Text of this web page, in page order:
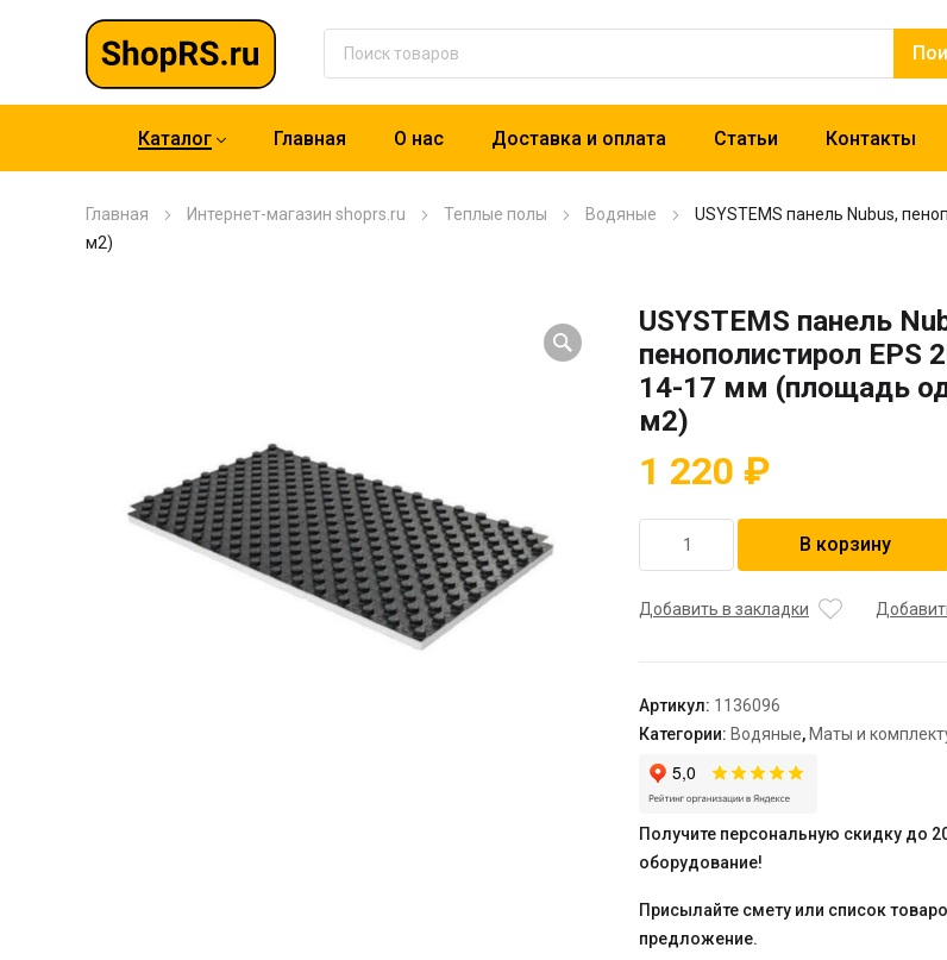
Каталог Главная О нас Доставка и оплата Статьи Контакты
Главная Интернет-магазин shoprs.ru Теплые полы Водяные
USYSTEMS панель Nubus,
м2)
USYSTEMS панель
пенополистирол EPS
14-17 мм (площадь
м2)
1 220 ₽
товара
панель
20
мм
для
труб
17
мм
одной
панели
В корзину
Добавить в закладки
Артикул: 1136096
Категории: Водяные, Маты и
Получите персональную скидку до
оборудование!
Присылайте смету или список
предложение.